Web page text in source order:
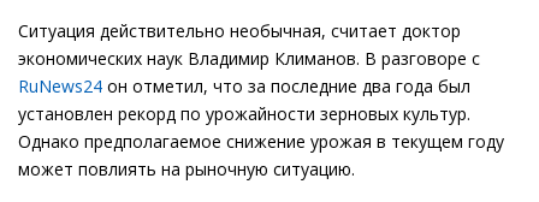
Ситуация действительно необычная, считает доктор
экономических наук Владимир Климанов. В разговоре с
RuNews24 он отметил, что за последние два года был
установлен рекорд по урожайности зерновых культур.
Однако предполагаемое снижение урожая в текущем году
может повлиять на рыночную ситуацию.